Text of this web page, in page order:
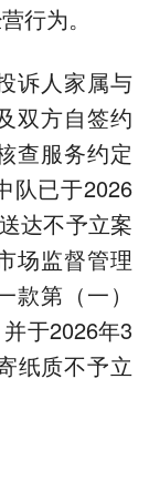
行为。
诉人家属与
双方自签约
查服务约定
队已于2026
达不予立案
场监督管理
第（一）
于2026年3
纸质不予立